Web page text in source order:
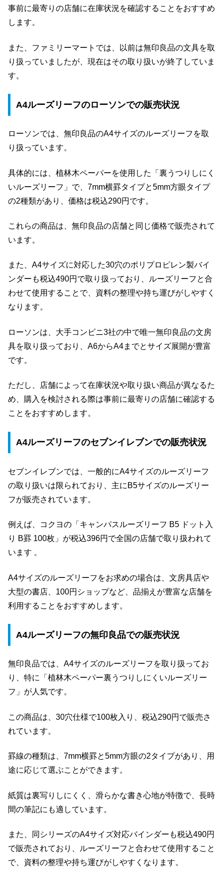
事前に最寄りの店舗に在庫状況を確認することをおすすめ
します。
また、ファミリーマートでは、以前は無印良品の文具を取
り扱っていましたが、現在はその取り扱いが終了していま
す。
A4ルーズリーフのローソンでの販売状況
ローソンでは、無印良品のA4サイズのルーズリーフを取
り扱っています。
具体的には、植林木ペーパーを使用した「裏うつりしにく
いルーズリーフ」で、7mm横罫タイプと5mm方眼タイプ
の2種類があり、価格は税込290円です。
これらの商品は、無印良品の店舗と同じ価格で販売されて
います。
また、A4サイズに対応した30穴のポリプロピレン製バイ
ンダーも税込490円で取り扱っており、ルーズリーフと合
わせて使用することで、資料の整理や持ち運びがしやすく
なります。
ローソンは、大手コンビニ3社の中で唯一無印良品の文房
具を取り扱っており、A6からA4までとサイズ展開が豊富
です。
ただし、店舗によって在庫状況や取り扱い商品が異なるた
め、購入を検討される際は事前に最寄りの店舗に確認する
ことをおすすめします。
A4ルーズリーフのセブンイレブンでの販売状況
セブンイレブンでは、一般的にA4サイズのルーズリーフ
の取り扱いは限られており、主にB5サイズのルーズリー
フが販売されています。
例えば、コクヨの「キャンパスルーズリーフ B5 ドット入
り B罫 100枚」が税込396円で全国の店舗で取り扱われて
います 。
A4サイズのルーズリーフをお求めの場合は、文房具店や
大型の書店、100円ショップなど、品揃えが豊富な店舗を
利用することをおすすめします。
A4ルーズリーフの無印良品での販売状況
無印良品では、A4サイズのルーズリーフを取り扱ってお
り、特に「植林木ペーパー裏うつりしにくいルーズリー
フ」が人気です。
この商品は、30穴仕様で100枚入り、税込290円で販売さ
れています。
罫線の種類は、7mm横罫と5mm方眼の2タイプがあり、用
途に応じて選ぶことができます。
紙質は裏写りしにくく、滑らかな書き心地が特徴で、長時
間の筆記にも適しています。
また、同シリーズのA4サイズ対応バインダーも税込490円
で販売されており、ルーズリーフと合わせて使用すること
で、資料の整理や持ち運びがしやすくなります。